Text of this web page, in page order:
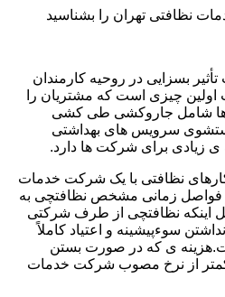
نظافتی تهران را بشناسید
بسزایی در روحیه کارمندان
اولین چیزی است که مشتریان را
شامل جاروکشی طی کشی
سرویس های بهداشتی
ی زیادی برای شرکت ها دارد.
نظافتی با یک شرکت خدمات
فواصل زمانی مشخص نظافتچی به
اینکه نظافتچی از طرف شرکتی
سوءپیشینه و اعتیاد کاملاً
ی که در صورت بستن
کمتر از نرخ مصوب شرکت خدمات